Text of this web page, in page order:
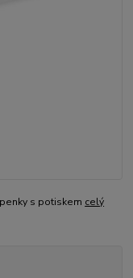
s potiskem celý